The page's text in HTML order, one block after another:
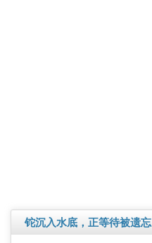
铊沉入水底，正等待被遗忘